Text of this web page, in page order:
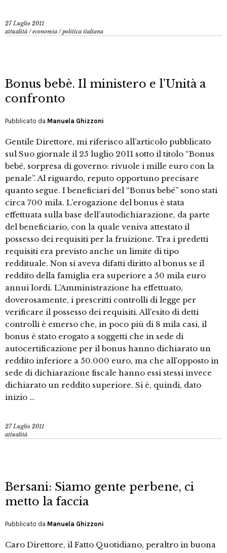
27 Luglio 2011
attualità /economia /politica italiana
Bonus bebè. Il ministero e l’Unità a
confronto
Pubblicato da Manuela Ghizzoni
Gentile Direttore, mi riferisco all’articolo pubblicato
sul Suo giornale il 25 luglio 2011 sotto il titolo “Bonus
bebé, sorpresa di governo: rivuole i mille euro con la
penale”. Al riguardo, reputo opportuno precisare
quanto segue. I beneficiari del “Bonus bebé” sono stati
circa 700 mila. L’erogazione del bonus è stata
effettuata sulla base dell’autodichiarazione, da parte
del beneficiario, con la quale veniva attestato il
possesso dei requisiti per la fruizione. Tra i predetti
requisiti era previsto anche un limite di tipo
reddituale. Non si aveva difatti diritto al bonus se il
reddito della famiglia era superiore a 50 mila euro
annui lordi. L’Amministrazione ha effettuato,
doverosamente, i prescritti controlli di legge per
verificare il possesso dei requisiti. All’esito di detti
controlli è emerso che, in poco più di 8 mila casi, il
bonus è stato erogato a soggetti che in sede di
autocertificazione per il bonus hanno dichiarato un
reddito inferiore a 50.000 euro, ma che all’opposto in
sede di dichiarazione fiscale hanno essi stessi invece
dichiarato un reddito superiore. Si è, quindi, dato
inizio …
27 Luglio 2011
attualità
Bersani: Siamo gente perbene, ci
metto la faccia
Pubblicato da Manuela Ghizzoni
Caro Direttore, il Fatto Quotidiano, peraltro in buona